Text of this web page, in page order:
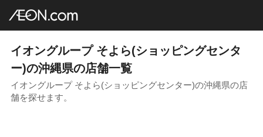
イオングループ店舗一覧
イオングループ そよら(ショッピングセンタ
ー)の沖縄県の店舗一覧
イオングループ そよら(ショッピングセンター)の沖縄県の店
舗を探せます。